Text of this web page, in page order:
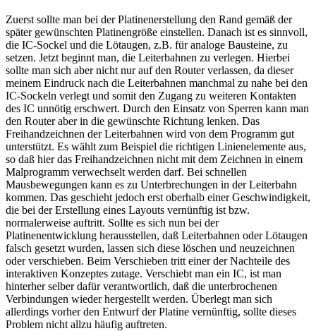
Zuerst sollte man bei der Platinenerstellung den Rand gemäß der
später gewünschten Platinengröße einstellen. Danach ist es sinnvoll,
die IC-Sockel und die Lötaugen, z.B. für analoge Bausteine, zu
setzen. Jetzt beginnt man, die Leiterbahnen zu verlegen. Hierbei
sollte man sich aber nicht nur auf den Router verlassen, da dieser
meinem Eindruck nach die Leiterbahnen manchmal zu nahe bei den
IC-Sockeln verlegt und somit den Zugang zu weiteren Kontakten
des IC unnötig erschwert. Durch den Einsatz von Sperren kann man
den Router aber in die gewünschte Richtung lenken. Das
Freihandzeichnen der Leiterbahnen wird von dem Programm gut
unterstützt. Es wählt zum Beispiel die richtigen Linienelemente aus,
so daß hier das Freihandzeichnen nicht mit dem Zeichnen in einem
Malprogramm verwechselt werden darf. Bei schnellen
Mausbewegungen kann es zu Unterbrechungen in der Leiterbahn
kommen. Das geschieht jedoch erst oberhalb einer Geschwindigkeit,
die bei der Erstellung eines Layouts vernünftig ist bzw.
normalerweise auftritt. Sollte es sich nun bei der
Platinenentwicklung herausstellen, daß Leiterbahnen oder Lötaugen
falsch gesetzt wurden, lassen sich diese löschen und neuzeichnen
oder verschieben. Beim Verschieben tritt einer der Nachteile des
interaktiven Konzeptes zutage. Verschiebt man ein IC, ist man
hinterher selber dafür verantwortlich, daß die unterbrochenen
Verbindungen wieder hergestellt werden. Überlegt man sich
allerdings vorher den Entwurf der Platine vernünftig, sollte dieses
Problem nicht allzu häufig auftreten.